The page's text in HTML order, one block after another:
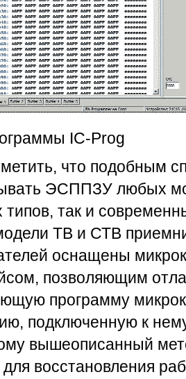
IC-Prog
что подобным
ЭСППЗУ любых
типов, так и
ТВ и СТВ
оснащены
позволяющим
программу
подключенную к
вышеописанный
восстановления